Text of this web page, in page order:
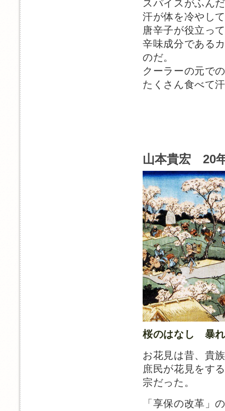
スパイスがふん
汗が体を冷やし
唐辛子が役立っ
辛味成分である
のだ。
クーラーの元で
たくさん食べて
山本貴宏 20
桜のはなし 暴
お花見は昔、貴
庶民が花見をす
宗だった。
「享保の改革」